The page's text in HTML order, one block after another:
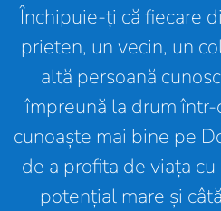
Închipuie-ți că fiecare
prieten, un vecin, un
altă persoană
împreună la drum
cunoaște mai bine pe
de a profita de viața
potențial mare și